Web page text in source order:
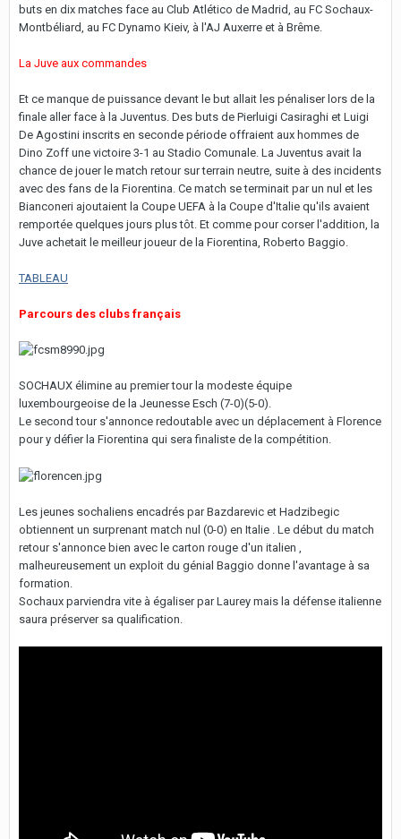
buts en dix matches face au Club Atlético de Madrid, au FC Sochaux-
Montbéliard, au FC Dynamo Kieiv, à l'AJ Auxerre et à Brême.
La Juve aux commandes
Et ce manque de puissance devant le but allait les pénaliser lors de la
finale aller face à la Juventus. Des buts de Pierluigi Casiraghi et Luigi
De Agostini inscrits en seconde période offraient aux hommes de
Dino Zoff une victoire 3-1 au Stadio Comunale. La Juventus avait la
chance de jouer le match retour sur terrain neutre, suite à des incidents
avec des fans de la Fiorentina. Ce match se terminait par un nul et les
Bianconeri ajoutaient la Coupe UEFA à la Coupe d'Italie qu'ils avaient
remportée quelques jours plus tôt. Et comme pour corser l'addition, la
Juve achetait le meilleur joueur de la Fiorentina, Roberto Baggio.
TABLEAU
Parcours des clubs français
SOCHAUX élimine au premier tour la modeste équipe
luxembourgeoise de la Jeunesse Esch (7-0)(5-0).
Le second tour s'annonce redoutable avec un déplacement à Florence
pour y défier la Fiorentina qui sera finaliste de la compétition.
Les jeunes sochaliens encadrés par Bazdarevic et Hadzibegic
obtiennent un surprenant match nul (0-0) en Italie . Le début du match
retour s'annonce bien avec le carton rouge d'un italien ,
malheureusement un exploit du génial Baggio donne l'avantage à sa
formation.
Sochaux parviendra vite à égaliser par Laurey mais la défense italienne
saura préserver sa qualification.